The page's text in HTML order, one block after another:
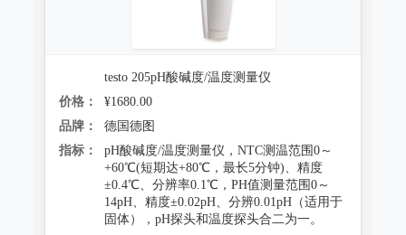
testo 205pH酸碱度/温度测量仪
价格：
¥1680.00
品牌：
德国德图
指标：
pH酸碱度/温度测量仪，NTC测温范围0～
+60℃(短期达+80℃，最长5分钟)、精度
±0.4℃、分辨率0.1℃，PH值测量范围0～
14pH、精度±0.02pH、分辨0.01pH（适用于
固体），pH探头和温度探头合二为一。